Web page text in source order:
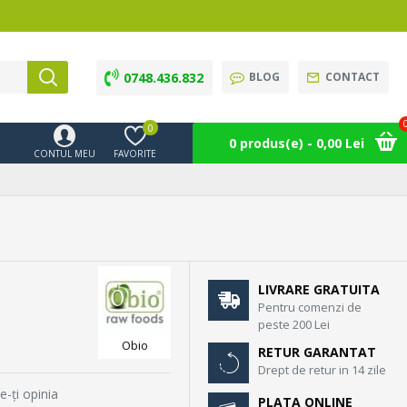
0748.436.832 BLOG CONTACT
CONTUL MEU FAVORITE
0
0 produs(e) - 0,00 Lei
Obio
ţi opinia
LIVRARE GRATUITA
Pentru comenzi de
peste 200 Lei
RETUR GARANTAT
Drept de retur in 14 zile
PLATA ONLINE